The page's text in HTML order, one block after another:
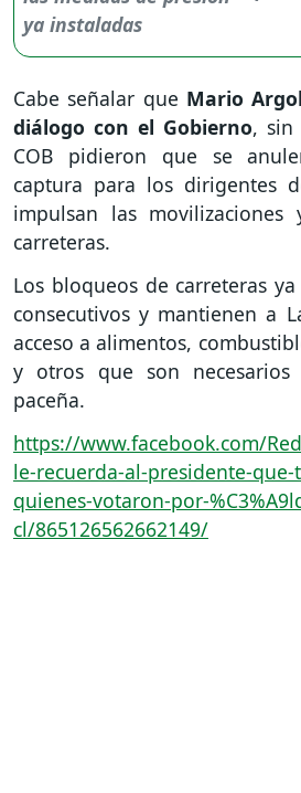
Cabe señalar que Mario
diálogo con el Gobierno, sin
COB pidieron que se
captura para los dirigentes
impulsan las
carreteras.
Los bloqueos de carreteras
consecutivos y mantienen a
acceso a alimentos,
y otros que son
paceña.
https://www.facebook.com/
le-recuerda-al-presidente-que-
quienes-votaron-por-
cl/865126562662149/